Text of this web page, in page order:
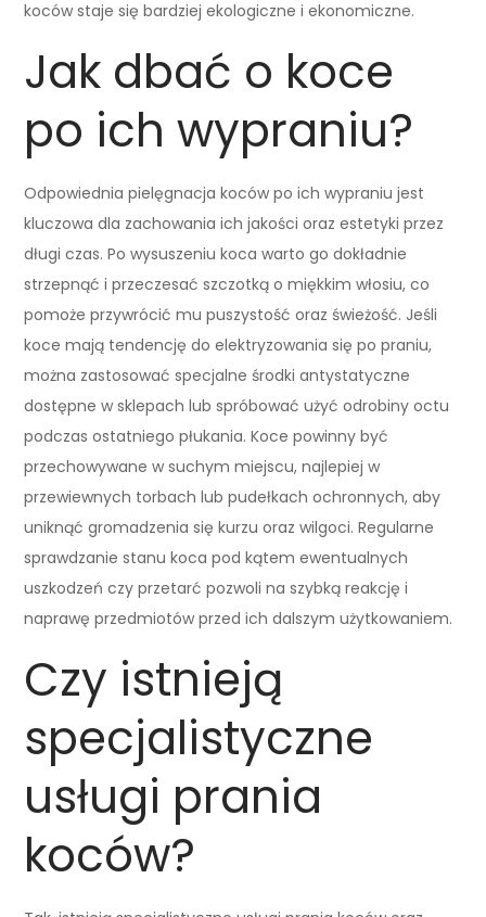
koców staje się bardziej ekologiczne i ekonomiczne.
Jak dbać o koce
po ich wypraniu?
Odpowiednia pielęgnacja koców po ich wypraniu jest
kluczowa dla zachowania ich jakości oraz estetyki przez
długi czas. Po wysuszeniu koca warto go dokładnie
strzepnąć i przeczesać szczotką o miękkim włosiu, co
pomoże przywrócić mu puszystość oraz świeżość. Jeśli
koce mają tendencję do elektryzowania się po praniu,
można zastosować specjalne środki antystatyczne
dostępne w sklepach lub spróbować użyć odrobiny octu
podczas ostatniego płukania. Koce powinny być
przechowywane w suchym miejscu, najlepiej w
przewiewnych torbach lub pudełkach ochronnych, aby
uniknąć gromadzenia się kurzu oraz wilgoci. Regularne
sprawdzanie stanu koca pod kątem ewentualnych
uszkodzeń czy przetarć pozwoli na szybką reakcję i
naprawę przedmiotów przed ich dalszym użytkowaniem.
Czy istnieją
specjalistyczne
usługi prania
koców?